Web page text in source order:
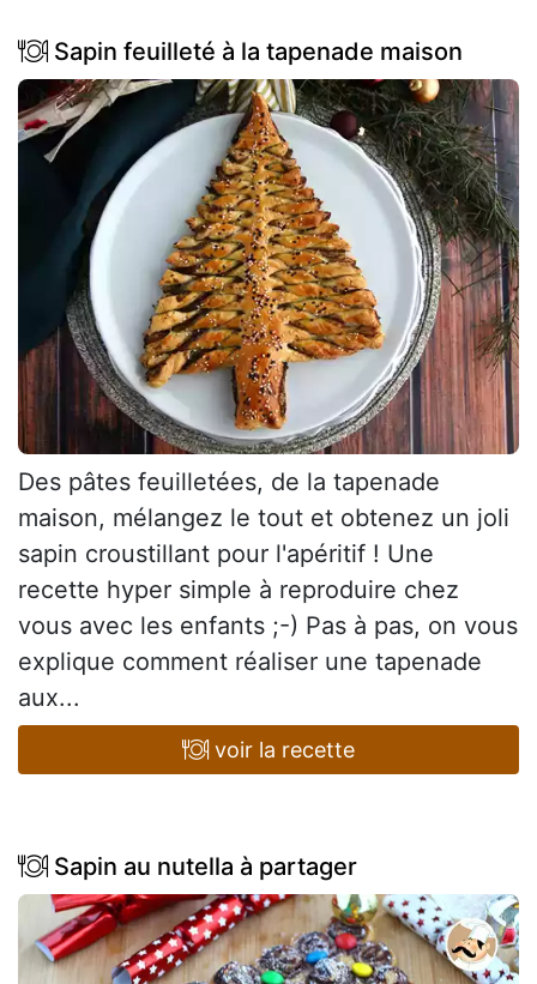
Sapin feuilleté à la tapenade maison
Des pâtes feuilletées, de la tapenade
maison, mélangez le tout et obtenez un joli
sapin croustillant pour l'apéritif ! Une
recette hyper simple à reproduire chez
vous avec les enfants ;-) Pas à pas, on vous
explique comment réaliser une tapenade
aux...
voir la recette
Sapin au nutella à partager